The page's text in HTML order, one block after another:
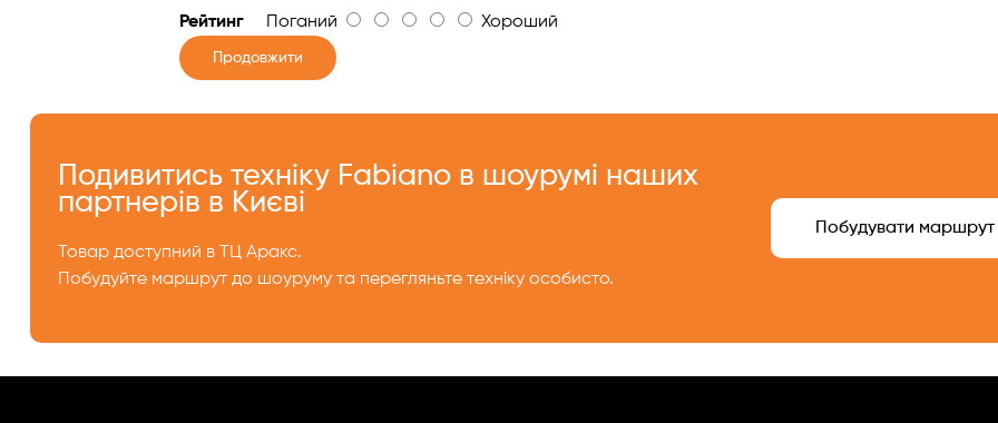
Рейтинг Поганий Хороший
Продовжити
Подивитись техніку Fabiano в шоурумі наших
партнерів в Києві
Товар доступний в ТЦ Аракс.
Побудуйте маршрут до шоуруму та перегляньте техніку особисто.
Побудувати маршрут